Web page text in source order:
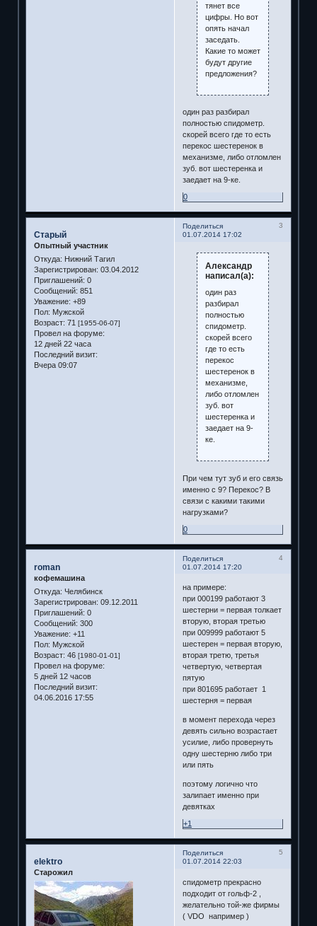
тянет все
цифры. Но вот
опять начал
заседать.
Какие то может
будут другие
предложения?
один раз разбирал
полностью спидометр.
скорей всего где то есть
перекос шестеренок в
механизме, либо отломлен
зуб. вот шестеренка и
заедает на 9-ке.
0
Поделиться
3
01.07.2014 17:02
Старый
Опытный участник
Откуда: Нижний Тагил
Зарегистрирован: 03.04.2012
Приглашений: 0
Сообщений: 851
Уважение: +89
Пол: Мужской
Возраст: 71 [1955-06-07]
Провел на форуме:
12 дней 22 часа
Последний визит:
Вчера 09:07
Александр
написал(а):
один раз
разбирал
полностью
спидометр.
скорей всего
где то есть
перекос
шестеренок в
механизме,
либо отломлен
зуб. вот
шестеренка и
заедает на 9-
ке.
При чем тут зуб и его связь
именно с 9? Перекос? В
связи с какими такими
нагрузками?
0
Поделиться
4
01.07.2014 17:20
roman
кофемашина
Откуда: Челябинск
Зарегистрирован: 09.12.2011
Приглашений: 0
Сообщений: 300
Уважение: +11
Пол: Мужской
Возраст: 46 [1980-01-01]
Провел на форуме:
5 дней 12 часов
Последний визит:
04.06.2016 17:55
на примере:
при 000199 работают 3
шестерни = первая толкает
вторую, вторая третью
при 009999 работают 5
шестерен = первая вторую,
вторая третю, третья
четвертую, четвертая
пятую
при 801695 работает 1
шестерня = первая
в момент перехода через
девять сильно возрастает
усилие, либо провернуть
одну шестерню либо три
или пять
поэтому логично что
залипает именно при
девятках
+1
Поделиться
5
01.07.2014 22:03
elektro
Старожил
спидометр прекрасно
подходит от гольф-2 ,
желательно той-же фирмы
( VDO например )